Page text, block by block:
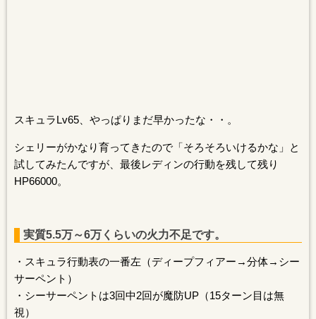
スキュラLv65、やっぱりまだ早かったな・・。
シェリーがかなり育ってきたので「そろそろいけるかな」と
試してみたんですが、最後レディンの行動を残して残り
HP66000。
実質5.5万～6万くらいの火力不足です。
・スキュラ行動表の一番左（ディープフィアー→分体→シー
サーペント）
・シーサーペントは3回中2回が魔防UP（15ターン目は無
視）